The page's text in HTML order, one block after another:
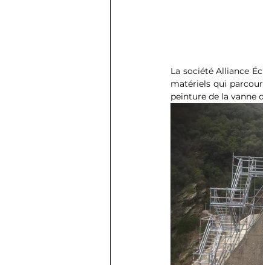
La société Alliance
matériels qui
peinture de la vanne